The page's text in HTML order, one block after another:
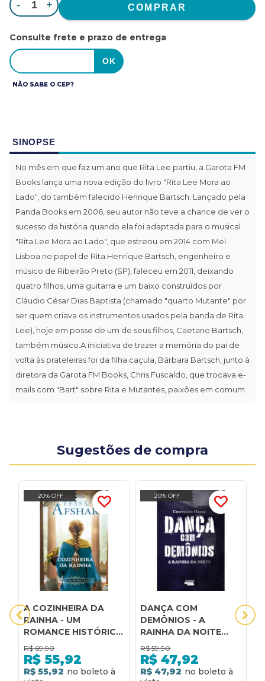
- +
Consulte frete e prazo de entrega
NÃO SABE O CEP?
SINOPSE
No mês em que faz um ano que Rita Lee partiu, a Garota FM
Books lança uma nova edição do livro "Rita Lee Mora ao
Lado", do também falecido Henrique Bartsch. Lançado pela
Panda Books em 2006, seu autor não teve a chance de ver o
sucesso da história quando ela foi adaptada para o musical
"Rita Lee Mora ao Lado", que estreou em 2014 com Mel
Lisboa no papel de Rita.Henrique Bartsch, engenheiro e
músico de Ribeirão Preto (SP), faleceu em 2011, deixando
quatro filhos, uma guitarra e um baixo construídos por
Cláudio César Dias Baptista (chamado "quarto Mutante" por
ser quem criava os instrumentos usados pela banda de Rita
Lee), hoje em posse de um de seus filhos, Caetano Bartsch,
também músico.A iniciativa de trazer a memória do pai de
volta às prateleiras foi da filha caçula, Bárbara Bartsch, junto à
diretora da Garota FM Books, Chris Fuscaldo, que trocava e-
mails com "Bart" sobre Rita e Mutantes, paixões em comum.
Sugestões de compra
20% OFF
A COZINHEIRA DA
RAINHA - UM
ROMANCE HISTÓRICO
NOS BASTIDORES DO
IMPÉRIO PERSA E DA
CORTE DA RAINHA
R$ 69,90
R$ 55,92
R$ 55,92
20% OFF
DANÇA COM
DEMÔNIOS - A
RAINHA DA NOITE
(VOL. 2): A RAINHA DA
NOITE
R$ 59,90
R$ 47,92
R$ 47,92